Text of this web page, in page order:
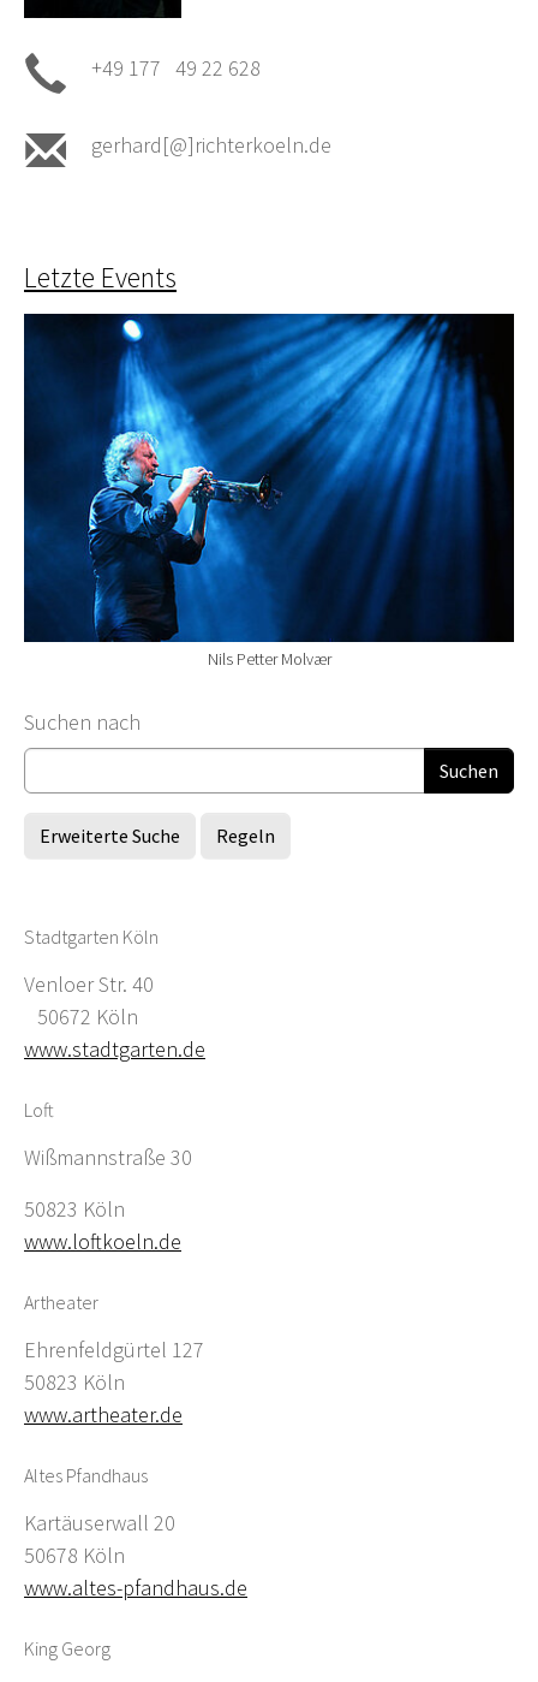
+49 177 49 22 628
gerhard[@]richterkoeln.de
Letzte Events
Nils Petter Molvær
Suchformular
Suchen nach
Erweiterte Suche Regeln
Stadtgarten Köln
Venloer Str. 40
50672 Köln
www.stadtgarten.de
Loft
Wißmannstraße 30
50823 Köln
www.loftkoeln.de
Artheater
Ehrenfeldgürtel 127
50823 Köln
www.artheater.de
Altes Pfandhaus
Kartäuserwall 20
50678 Köln
www.altes-pfandhaus.de
King Georg